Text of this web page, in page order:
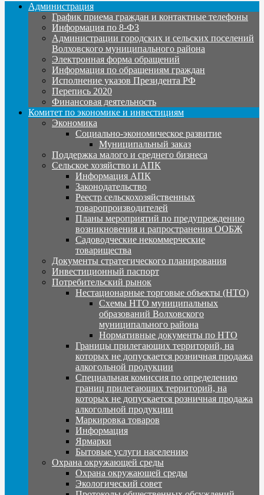
Администрация
График приема граждан и контактные телефоны
Информация по 8-ФЗ
Администрации городских и сельских поселений
Волховского муниципального района
Электронная форма обращений
Информация по обращениям граждан
Исполнение указов Президента РФ
Перепись 2020
Финансовая деятельность
Комитет по экономике и инвестициям
Экономика
Социально-экономическое развитие
Муниципальный заказ
Поддержка малого и среднего бизнеса
Сельское хозяйство и АПК
Информация АПК
Законодательство
Реестр сельскохозяйственных
товаропроизводителей
Планы мероприятий по предупреждению
возникновения и рапространения ООБЖ
Садоводческие некоммерческие
товарищества
Документы стратегического планирования
Инвестиционный паспорт
Потребительский рынок
Нестационарные торговые объекты (НТО)
Схемы НТО муниципальных
образований Волховского
муниципального района
Нормативные документы по НТО
Границы прилегающих территорий, на
которых не допускается розничная продажа
алкогольной продукции
Специальная комиссия по определению
границ прилегающих территорий, на
которых не допускается розничная продажа
алкогольной продукции
Маркировка товаров
Информация
Ярмарки
Бытовые услуги населению
Охрана окружающей среды
Охрана окружающей среды
Экологический совет